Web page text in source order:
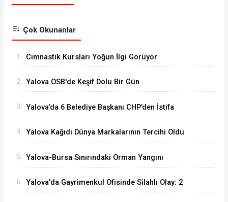
Çok Okunanlar
1. Cimnastik Kursları Yoğun İlgi Görüyor
2. Yalova OSB'de Keşif Dolu Bir Gün
3. Yalova’da 6 Belediye Başkanı CHP’den İstifa
4. Yalova Kağıdı Dünya Markalarının Tercihi Oldu
5. Yalova-Bursa Sınırındaki Orman Yangını
6. Yalova'da Gayrimenkul Ofisinde Silahlı Olay: 2